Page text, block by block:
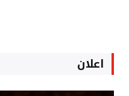
اعلان